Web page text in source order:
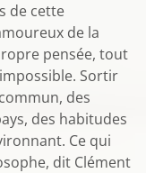
de cette
de la
pensée, tout
Sortir
des
des habitudes
Ce qui
dit Clément